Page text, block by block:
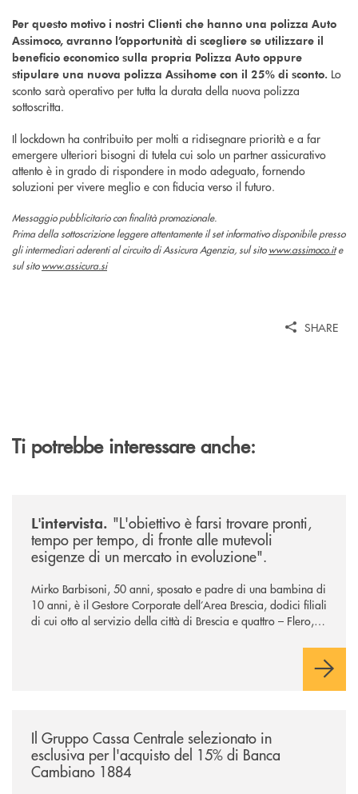
Per questo motivo i nostri Clienti che hanno una polizza Auto
Assimoco, avranno l’opportunità di scegliere se utilizzare il
beneficio economico sulla propria Polizza Auto oppure
stipulare una nuova polizza Assihome con il 25% di sconto. Lo
sconto sarà operativo per tutta la durata della nuova polizza
sottoscritta.
Il lockdown ha contribuito per molti a ridisegnare priorità e a far
emergere ulteriori bisogni di tutela cui solo un partner assicurativo
attento è in grado di rispondere in modo adeguato, fornendo
soluzioni per vivere meglio e con fiducia verso il futuro.
Messaggio pubblicitario con finalità promozionale.
Prima della sottoscrizione leggere attentamente il set informativo disponibile presso
gli intermediari aderenti al circuito di Assicura Agenzia, sul sitowww.assimoco.ite
sul sitowww.assicura.si
SHARE
Ti potrebbe interessare anche:
L'intervista. "L'obiettivo è farsi trovare pronti,
tempo per tempo, di fronte alle mutevoli
esigenze di un mercato in evoluzione".
Mirko Barbisoni, 50 anni, sposato e padre di una bambina di
10 anni, è il Gestore Corporate dell’Area Brescia, dodici filiali
di cui otto al servizio della città di Brescia e quattro – Flero,
Il Gruppo Cassa Centrale selezionato in
esclusiva per l'acquisto del 15% di Banca
Cambiano 1884